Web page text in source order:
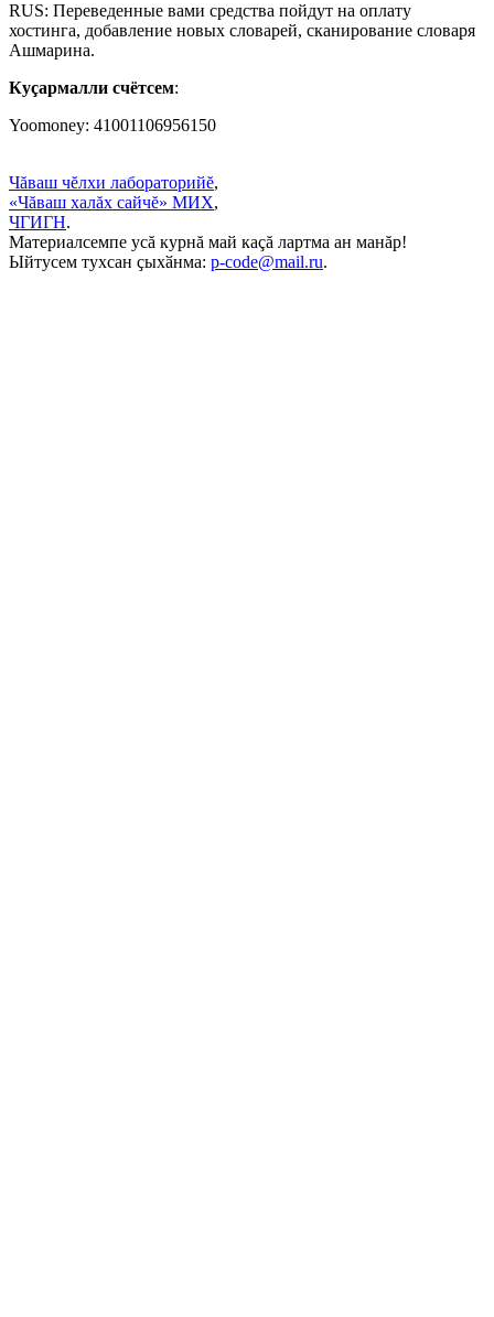
RUS: Переведенные вами средства пойдут на оплату
хостинга, добавление новых словарей, сканирование словаря
Ашмарина.
Куçармалли счётсем:
Yoomoney: 41001106956150
Чăваш чĕлхи лабораторийĕ,
«Чăваш халăх сайчĕ» МИХ,
ЧГИГН.
Материалсемпе усă курнă май каçă лартма ан манăр!
Ыйтусем тухсан ҫыхӑнма: p-code@mail.ru.